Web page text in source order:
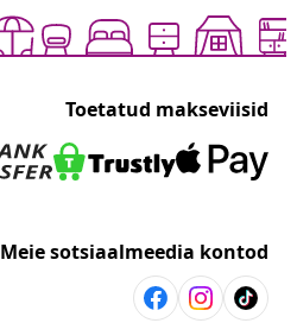
Toetatud makseviisid
Meie sotsiaalmeedia kontod